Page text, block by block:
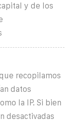
y de los
recopilamos
datos
la IP. Si bien
desactivadas